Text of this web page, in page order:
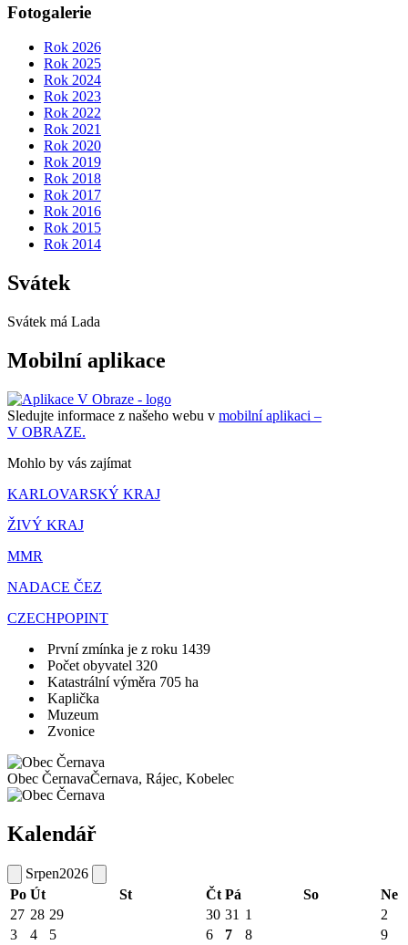
Fotogalerie
Rok 2026
Rok 2025
Rok 2024
Rok 2023
Rok 2022
Rok 2021
Rok 2020
Rok 2019
Rok 2018
Rok 2017
Rok 2016
Rok 2015
Rok 2014
Svátek
Svátek má Lada
Mobilní aplikace
Sledujte informace z našeho webu v mobilní aplikaci –
V OBRAZE.
Mohlo by vás zajímat
KARLOVARSKÝ KRAJ
ŽIVÝ KRAJ
MMR
NADACE ČEZ
CZECHPOPINT
První zmínka je z roku 1439
Počet obyvatel 320
Katastrální výměra 705 ha
Kaplička
Muzeum
Zvonice
Obec ČernavaČernava, Rájec, Kobelec
Kalendář
Srpen2026
Po Út St Čt Pá So
Ne
27 28 29 30 31 1
2
3
4 5 6 7 8 9